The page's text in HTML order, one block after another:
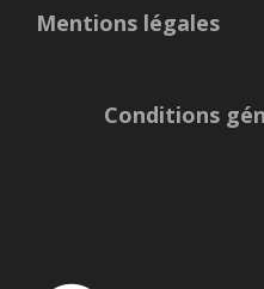
Mentions légales
Conditions